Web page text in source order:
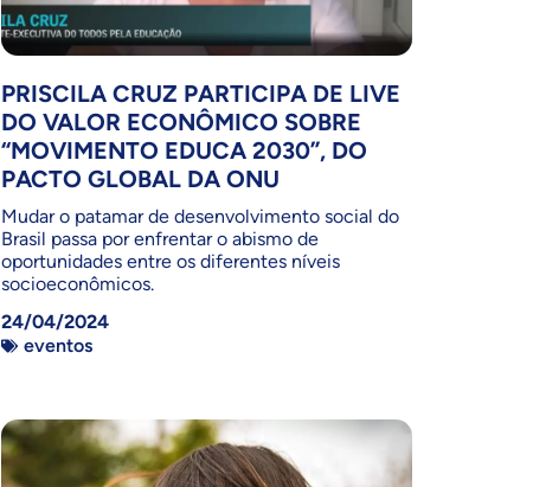
PRISCILA CRUZ PARTICIPA DE LIVE
DO VALOR ECONÔMICO SOBRE
“MOVIMENTO EDUCA 2030”, DO
PACTO GLOBAL DA ONU
Mudar o patamar de desenvolvimento social do
Brasil passa por enfrentar o abismo de
oportunidades entre os diferentes níveis
socioeconômicos.
24/04/2024
eventos